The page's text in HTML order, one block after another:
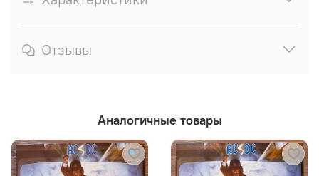
Отзывы
Аналогичные товары